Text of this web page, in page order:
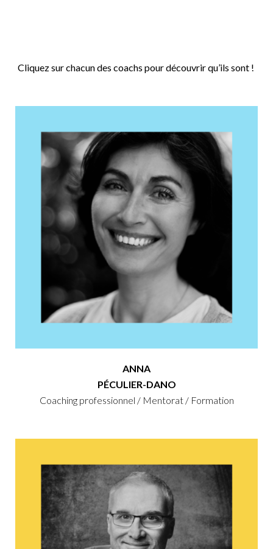
Cliquez sur chacun des coachs pour découvrir qu’ils sont !
ANNA
PÉCULIER-DANO
Coaching professionnel / Mentorat / Formation